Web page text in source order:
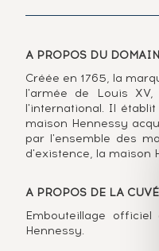
A PROPOS DU
Créée en 1765, la
l'armée de Louis
l'international. Il
maison Hennessy
par l'ensemble des
d'existence, la maison
A PROPOS DE LA
Embouteillage
Hennessy.